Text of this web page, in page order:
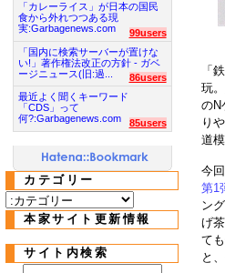
「
玩
のN
り
道
今
第1
ン
げ
て
と
「カレーライス」が日本の国民
食から外れつつある現
実:Garbagenews.com
99users
「国内に検索サーバーが置けな
い!」著作権法改正の方針 - ガベ
ージニュース(旧:過...
86users
最近よく聞くキーワード
「CDS」って
何?:Garbagenews.com
85users
カテゴリー
本家サイト更新情報
サイト内検索